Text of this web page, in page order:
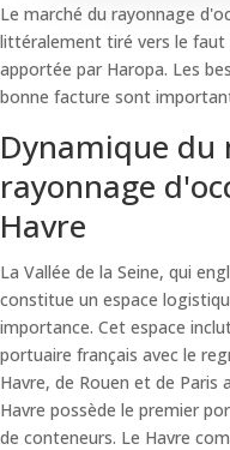
Le marché du rayonnage
littéralement tiré vers le faut
apportée par Haropa. Les
bonne facture sont
Dynamique du
rayonnage
Havre
La Vallée de la Seine, qui
constitue un espace
importance. Cet espace
portuaire français avec le
Havre, de Rouen et de Paris
Havre possède le premier
de conteneurs. Le Havre